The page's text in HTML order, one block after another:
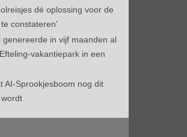
dé oplossing voor de
constateren'
genereerde in vijf maanden al
vakantiepark in een
AI-Sprookjesboom nog dit